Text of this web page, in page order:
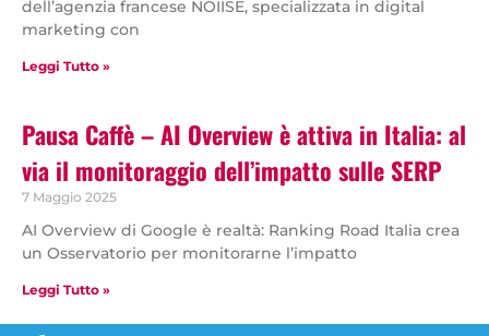
dell’agenzia francese NOIISE, specializzata in digital
marketing con
Leggi Tutto »
Pausa Caffè – AI Overview è attiva in Italia: al
via il monitoraggio dell’impatto sulle SERP
7 Maggio 2025
AI Overview di Google è realtà: Ranking Road Italia crea
un Osservatorio per monitorarne l’impatto
Leggi Tutto »